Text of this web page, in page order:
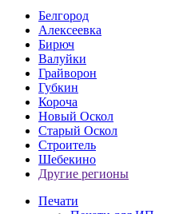
Белгород
Алексеевка
Бирюч
Валуйки
Грайворон
Губкин
Короча
Новый Оскол
Старый Оскол
Строитель
Шебекино
Другие регионы
Печати